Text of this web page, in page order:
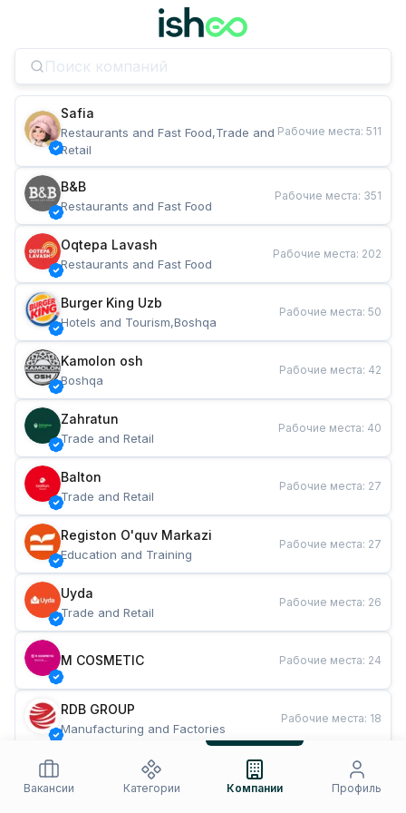
Safia
Restaurants and Fast Food,Trade and
Retail
Рабочие места: 511
B&B
Restaurants and Fast Food
Рабочие места: 351
Oqtepa Lavash
Restaurants and Fast Food
Рабочие места: 202
Burger King Uzb
Hotels and Tourism,Boshqa
Рабочие места: 50
Kamolon osh
Boshqa
Рабочие места: 42
Zahratun
Trade and Retail
Рабочие места: 40
Balton
Trade and Retail
Рабочие места: 27
Registon O'quv Markazi
Education and Training
Рабочие места: 27
Uyda
Trade and Retail
Рабочие места: 26
M COSMETIC Рабочие места: 24
RDB GROUP
Manufacturing and Factories
Рабочие места: 18
Restaurants and Fast Food
Рабочие места
Вакансии
Категории Компании Профиль